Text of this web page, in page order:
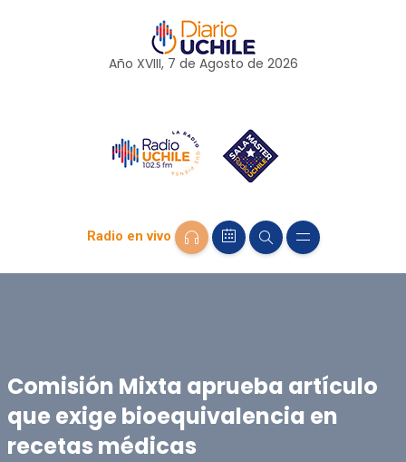
Año XVIII, 7 de Agosto de 2026
Radio en vivo
Comisión Mixta aprueba artículo
que exige bioequivalencia en
recetas médicas